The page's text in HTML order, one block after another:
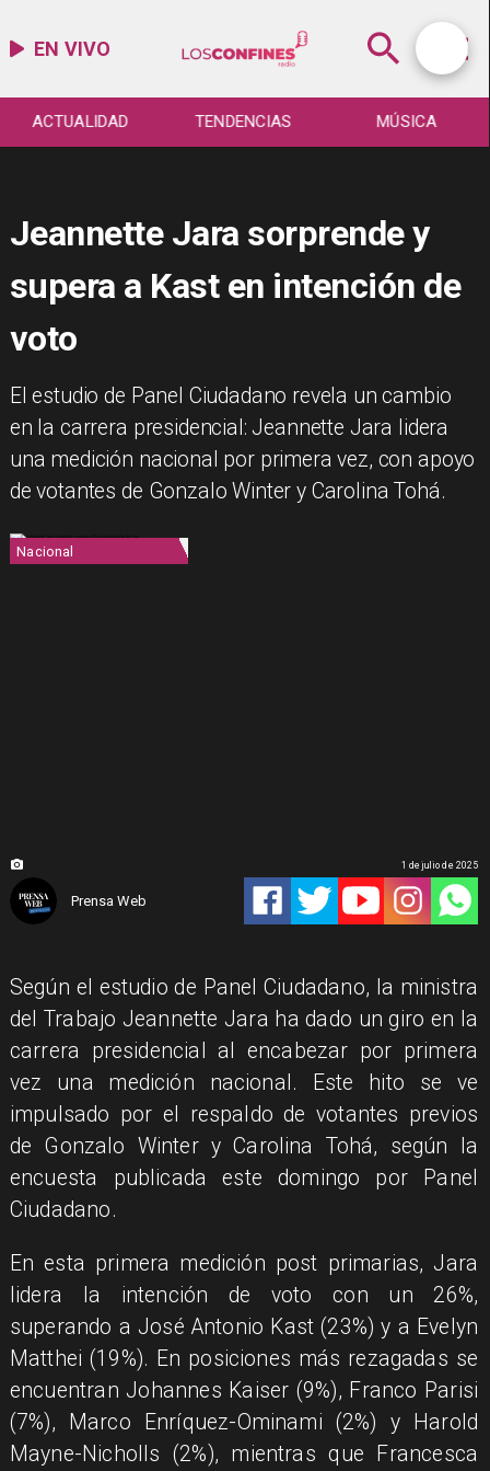
EN VIVO
ACTUALIDAD TENDENCIAS MÚSICA
Jeannette Jara sorprende y
supera a Kast en intención de
voto
El estudio de Panel Ciudadano revela un cambio
en la carrera presidencial: Jeannette Jara lidera
una medición nacional por primera vez, con apoyo
de votantes de Gonzalo Winter y Carolina Tohá.
Nacional
Prensa Web
1 de julio de 2025
Según el estudio de Panel Ciudadano, la ministra
del Trabajo Jeannette Jara ha dado un giro en la
carrera presidencial al encabezar por primera
vez una medición nacional. Este hito se ve
impulsado por el respaldo de votantes previos
de Gonzalo Winter y Carolina Tohá, según la
encuesta publicada este domingo por Panel
Ciudadano.
En esta primera medición post primarias, Jara
lidera la intención de voto con un 26%,
superando a José Antonio Kast (23%) y a Evelyn
Matthei (19%). En posiciones más rezagadas se
encuentran Johannes Kaiser (9%), Franco Parisi
(7%), Marco Enríquez-Ominami (2%) y Harold
Mayne-Nicholls (2%), mientras que Francesca